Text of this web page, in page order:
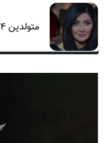
متولدین ۲۴ اسفند سینما ، تئاتر و موسیقی؛ مریم معصومی